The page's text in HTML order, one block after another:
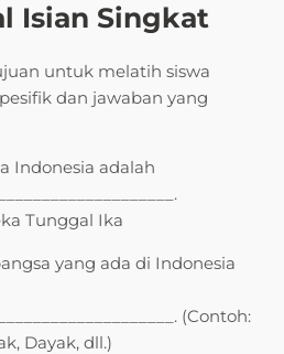
Isian Singkat
untuk melatih siswa
dan jawaban yang
Indonesia adalah
Tunggal Ika
yang ada di Indonesia
(Contoh:
Dayak, dll.)